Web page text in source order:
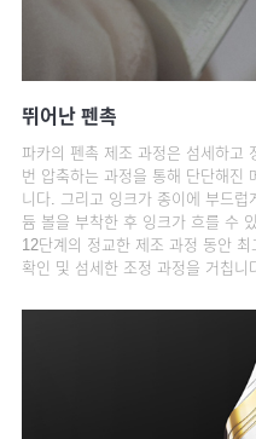
뛰어난 펜촉
파카의 펜촉 제조 과정은 섬세하고
번 압축하는 과정을 통해 단단해진
니다. 그리고 잉크가 종이에 부드럽
듐 볼을 부착한 후 잉크가 흐를 수
12단계의 정교한 제조 과정 동안
확인 및 섬세한 조정 과정을 거칩니